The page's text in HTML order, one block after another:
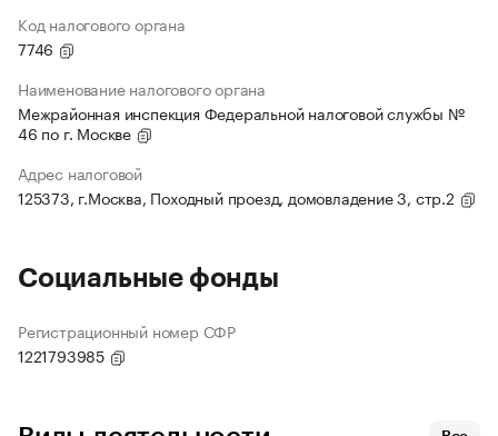
Код налогового органа
7746
Наименование налогового органа
Межрайонная инспекция Федеральной налоговой службы №
46 по г. Москве
Адрес налоговой
125373, г.Москва, Походный проезд, домовладение 3, стр.2
Социальные фонды
Регистрационный номер СФР
1221793985